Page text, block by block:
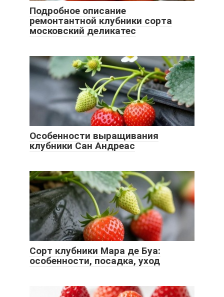
Подробное описание
ремонтантной клубники сорта
московский деликатес
Особенности выращивания
клубники Сан Андреас
Сорт клубники Мара де Буа:
особенности, посадка, уход